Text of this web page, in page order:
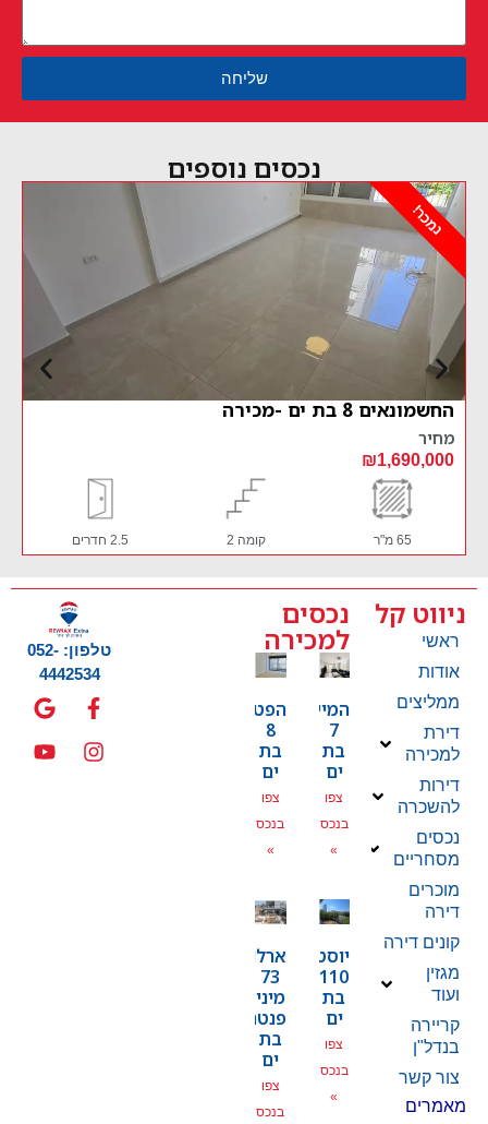
שליחה
נכסים נוספים
8 בת ים -מכירה
ניווט קל
ראשי
אודות
ממליצים
דירת
למכירה
דירות
להשכרה
נכסים
מסחריים
מוכרים
דירה
קונים דירה
מגזין
ועוד
קריירה
בנדל"ן
צור קשר
מאמרים
נכסים
למכירה
המייסדים
7
בת
ים
צפו
בנכס
»
הפטמן
8
בת
ים
צפו
בנכס
»
יוסטפל
110
בת
ים
צפו
בנכס
»
ארלוזרוב
73
מיני
פנטהאוז
בת
ים
צפו
בנכס
טלפון: 052-
4442534